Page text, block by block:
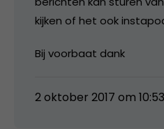
kijken of het ook
Bij voorbaat dank
2 oktober 2017 om 10:53